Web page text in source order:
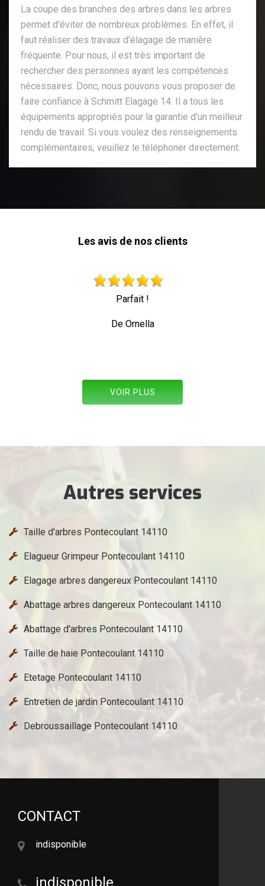
La coupe des branches des arbres dans les arbres
permet d'éviter de nombreux problèmes. En effet, il
faut réaliser des travaux d'élagage de manière
fréquente. Pour nous, il est très important de
rechercher des personnes ayant les compétences
nécessaires. Donc, nous pouvons vous proposer de
faire confiance à Schmitt Elagage 14. Il a tous les
équipements appropriés pour la garantie d'un meilleur
rendu de travail. Si vous voulez des renseignements
complémentaires, veuillez le téléphoner directement.
Les avis de nos clients
Très beau travail personne professionnelle qui
VOIR PLUS
Autres services
Taille d'arbres Pontecoulant 14110
Elagueur Grimpeur Pontecoulant 14110
Elagage arbres dangereux Pontecoulant 14110
Abattage arbres dangereux Pontecoulant 14110
Abattage d'arbres Pontecoulant 14110
Taille de haie Pontecoulant 14110
Etetage Pontecoulant 14110
Entretien de jardin Pontecoulant 14110
Debroussaillage Pontecoulant 14110
CONTACT
indisponible
indisponible